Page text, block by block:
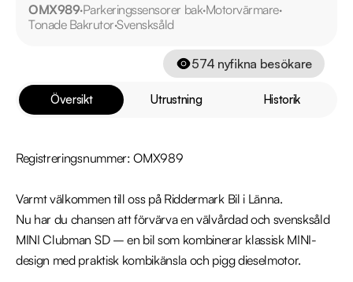
OMX989Parkeringssensorer bakMotorvärmare
Tonade Bakrutor Svensksåld
574 nyfikna besökare
Översikt Utrustning Historik
Registreringsnummer: OMX989
Varmt välkommen till oss på Riddermark Bil i Länna.
Nu har du chansen att förvärva en välvårdad och svensksåld
MINI Clubman SD – en bil som kombinerar klassisk MINI-
design med praktisk kombikänsla och pigg dieselmotor.